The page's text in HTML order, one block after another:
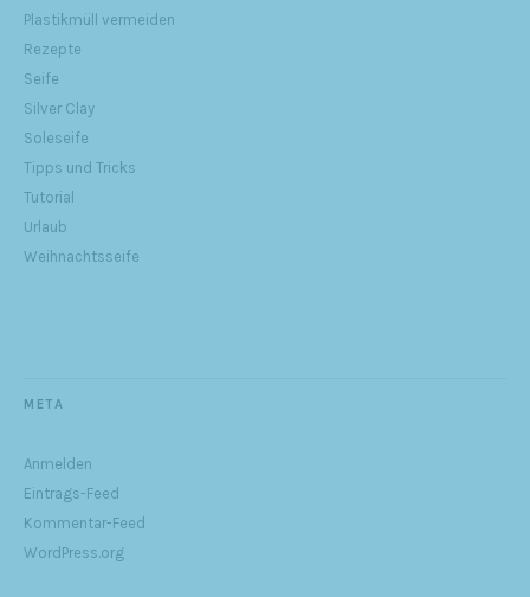
Plastikmüll vermeiden
Rezepte
Seife
Silver Clay
Soleseife
Tipps und Tricks
Tutorial
Urlaub
Weihnachtsseife
META
Anmelden
Eintrags-Feed
Kommentar-Feed
WordPress.org